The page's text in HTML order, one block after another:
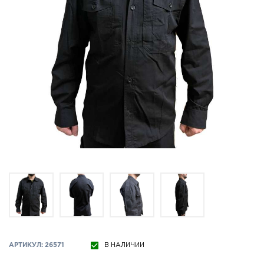
АРТИКУЛ: 26571 В НАЛИЧИИ